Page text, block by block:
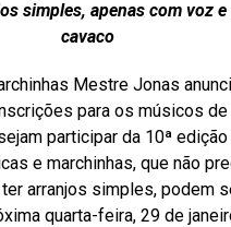
simples, apenas com voz
cavaco
Mestre Jonas
para os músicos
participar da 10ª edição
e marchinhas, que não
arranjos simples, podem
quarta-feira, 29 de